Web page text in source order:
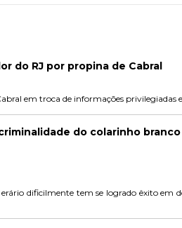
do RJ por propina de Cabral
em troca de informações privilegiadas
do colarinho branco
dificilmente tem se logrado êxito em